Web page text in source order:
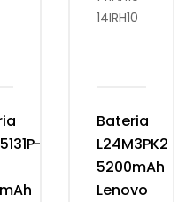
Bateria
L24M3PK2
5200mAh
Lenovo